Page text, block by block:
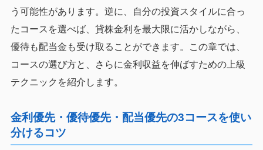
う可能性があります。逆に、自分の投資スタイルに合っ
たコースを選べば、貸株金利を最大限に活かしながら、
優待も配当金も受け取ることができます。この章では、
コースの選び方と、さらに金利収益を伸ばすための上級
テクニックを紹介します。
金利優先・優待優先・配当優先の3コースを使い
分けるコツ